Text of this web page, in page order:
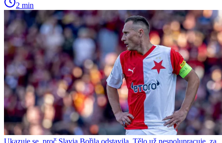
2 min
Ukazuje se, proč Slavia Bořila odstavila. Tělo už nespolupracuje, za